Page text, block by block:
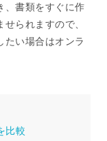
、書類をすぐに作
られますので、
たい場合はオンラ
比較